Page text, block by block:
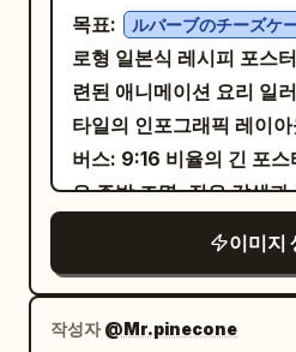
하세요. 6개 패널의 색상
야 하며, 밝고 어두운 색상
명확하게 하세요. 조형적 음식 상호작용: 매우
중요합니다. 조합 패널에
간의 관계를 더 조형적이
세요. 빵은 단순히 고기
니라, 우아하고 고급스러
감싸거나, 받치거나, 둘러
의 관계가 무질서한 일반
칭, 매우 짧은 영문 보조
배치 정보를 포함한 소량
필요합니다. 텍스트는 패
자연스럽게 통합되어야 합
하는 둥근 모서리의 대형
치하세요. 오른쪽 하단에
페이지 라벨 바를 추가합
를 따라 미세한 수직 기준
가하세요. 텍스트 콘텐츠: 매우 크고 굵은 검은
색 중국어 폰트로 메인 제
입력합니다. 그 아래에 짧
10页现代
하세요. 부제목 아래에는
된 4개의 카테고리 단어가
목표: ルバーブのチーズケ
로형 일본식 레시피 포스
련된 애니메이션 요리 일
타일의 인포그래픽 레이아
버스: 9:16 비율의 긴 포
은 주방 조명, 짙은 갈색
구리 냄비, 걸려 있는 조리
들어오는 창문 빛, 김, 나
얇은 금색 장식 테두리가
이미지
작성자@Mr.pinecone